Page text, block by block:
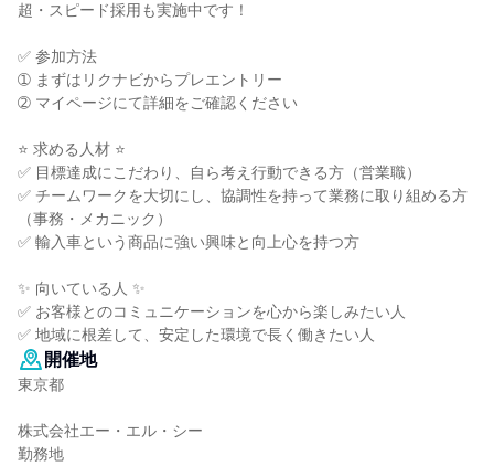
超・スピード採用も実施中です！
✅ 参加方法
➀ まずはリクナビからプレエントリー
➁ マイページにて詳細をご確認ください
⭐ 求める人材 ⭐
✅ 目標達成にこだわり、自ら考え行動できる方（営業職）
✅ チームワークを大切にし、協調性を持って業務に取り組める方
（事務・メカニック）
✅ 輸入車という商品に強い興味と向上心を持つ方
✨ 向いている人 ✨
✅ お客様とのコミュニケーションを心から楽しみたい人
✅ 地域に根差して、安定した環境で長く働きたい人
開催地
東京都
株式会社エー・エル・シー
勤務地